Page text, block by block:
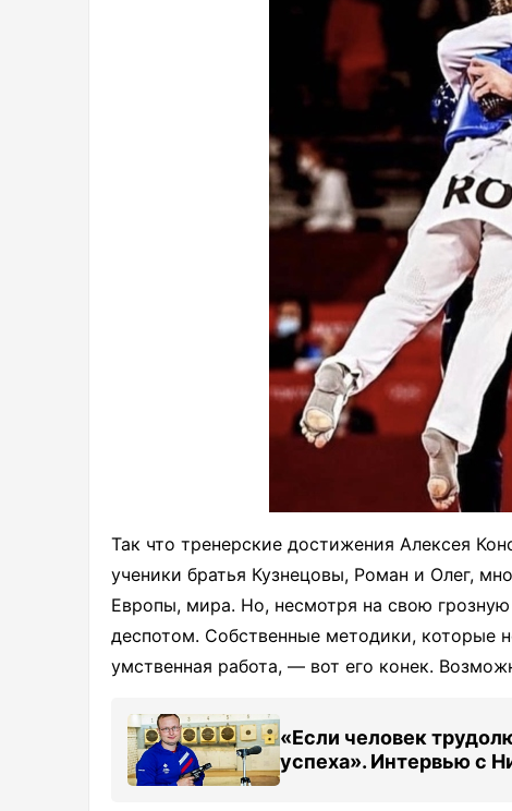
Так что тренерские достижения Алексея
ученики братья Кузнецовы, Роман и Олег,
Европы, мира. Но, несмотря на свою
деспотом. Собственные методики, которые
умственная работа, — вот его конек.
«Если человек
успеха». Интервью с